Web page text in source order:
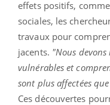
effets positifs,
sociales, les
travaux pour
jacents. "Nous
vulnérables et
sont plus affectées
Ces découvertes